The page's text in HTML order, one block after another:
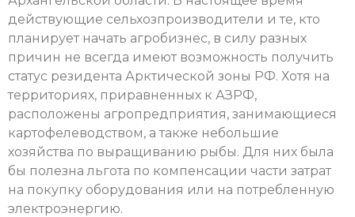
действующие сельхозпроизводители и те, кто
планирует начать агробизнес, в силу разных
причин не всегда имеют возможность получить
статус резидента Арктической зоны РФ. Хотя на
территориях, приравненных к АЗРФ,
расположены агропредприятия, занимающиеся
картофелеводством, а также небольшие
хозяйства по выращиванию рыбы. Для них была
бы полезна льгота по компенсации части затрат
на покупку оборудования или на потребленную
электроэнергию.